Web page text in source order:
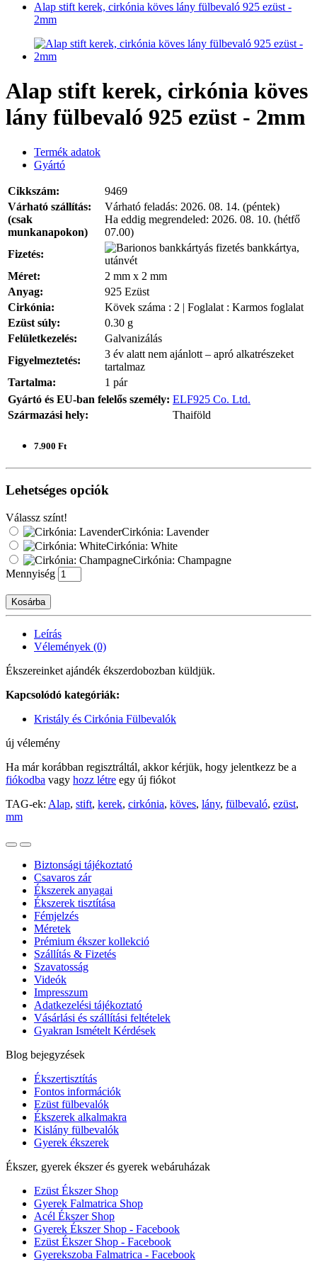
Alap stift kerek, cirkónia köves lány fülbevaló 925 ezüst -
2mm
Alap stift kerek, cirkónia köves
lány fülbevaló 925 ezüst - 2mm
Termék adatok
Gyártó
Cikkszám:
9469
Várható szállítás:
(csak
munkanapokon)
Várható feladás: 2026. 08. 14. (péntek)
Ha eddig megrendeled: 2026. 08. 10. (hétfő
07.00)
Fizetés:
bankkártya,
utánvét
Méret:
2 mm x 2 mm
Anyag:
925 Ezüst
Cirkónia:
Kövek száma : 2 | Foglalat : Karmos foglalat
Ezüst súly:
0.30 g
Felületkezelés:
Galvanizálás
Figyelmeztetés:
3 év alatt nem ajánlott – apró alkatrészeket
tartalmaz
Tartalma:
1 pár
Gyártó és EU-ban felelős személy: ELF925 Co. Ltd.
Származási hely:
Thaiföld
7.900 Ft
Lehetséges opciók
Válassz színt!
Cirkónia: Lavender
Cirkónia: White
Cirkónia: Champagne
Mennyiség
Kosárba
Leírás
Vélemények (0)
Ékszereinket ajándék ékszerdobozban küldjük.
Kapcsolódó kategóriák:
Kristály és Cirkónia Fülbevalók
új vélemény
Ha már korábban regisztráltál, akkor kérjük, hogy jelentkezz be a
fiókodba vagy hozz létre egy új fiókot
TAG-ek: Alap, stift, kerek, cirkónia, köves, lány, fülbevaló, ezüst,
mm
Biztonsági tájékoztató
Csavaros zár
Ékszerek anyagai
Ékszerek tisztítása
Fémjelzés
Méretek
Prémium ékszer kollekció
Szállítás & Fizetés
Szavatosság
Videók
Impresszum
Adatkezelési tájékoztató
Vásárlási és szállítási feltételek
Gyakran Ismételt Kérdések
Blog bejegyzések
Ékszertisztítás
Fontos információk
Ezüst fülbevalók
Ékszerek alkalmakra
Kislány fülbevalók
Gyerek ékszerek
Ékszer, gyerek ékszer és gyerek webáruházak
Ezüst Ékszer Shop
Gyerek Falmatrica Shop
Acél Ékszer Shop
Gyerek Ékszer Shop - Facebook
Ezüst Ékszer Shop - Facebook
Gyerekszoba Falmatrica - Facebook